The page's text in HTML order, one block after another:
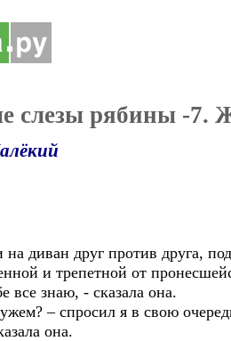
слезы рябины -7.
диван друг против друга,
и трепетной от
все знаю, - сказала она.
– спросил я в свою
она.